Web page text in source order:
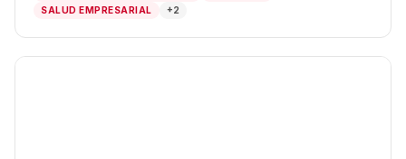
SALUD EMPRESARIAL
+2